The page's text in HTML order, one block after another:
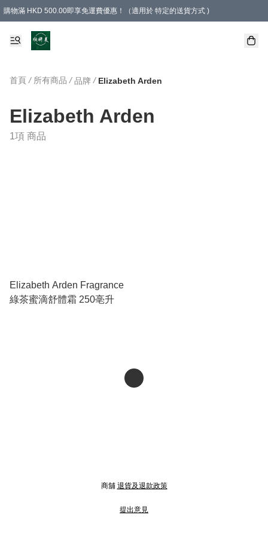
購物滿 HKD 500.00即享免運費優惠！（適用於 特定的送貨方式 )
首頁 / 所有商品 / 品牌 / Elizabeth Arden
Elizabeth Arden
1項 商品
Elizabeth Arden Fragrance
綠茶蜜滴舒體霜 250亳升
商舖 退貨及退款政策
提出意見